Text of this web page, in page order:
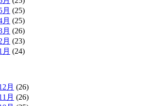
月 (25)
月 (25)
月 (26)
月 (23)
月 (24)
月 (26)
月 (26)